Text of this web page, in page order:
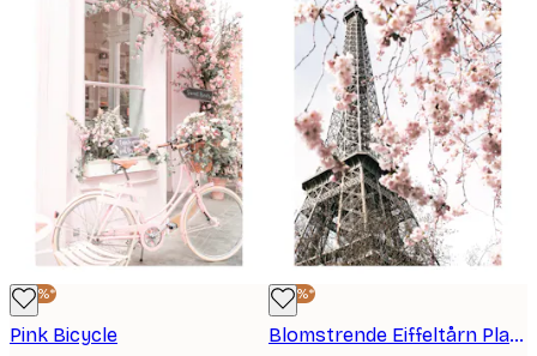
-40%*
Pink Bicycle
-40%*
Blomstrende Eiffeltårn Plakat